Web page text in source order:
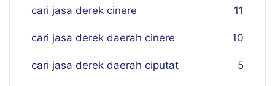
cari jasa derek cinere 11
cari jasa derek daerah cinere 10
cari jasa derek daerah ciputat 5